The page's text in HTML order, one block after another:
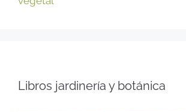
Libros jardinería y botánica